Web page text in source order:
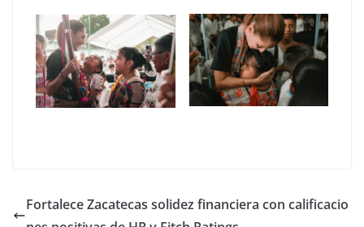
Fortalece Zacatecas solidez financiera con calificacio